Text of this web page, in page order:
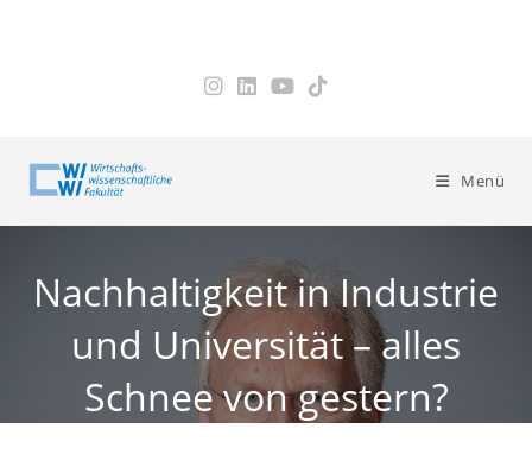
Menü
Nachhaltigkeit in Industrie
und Universität – alles
Schnee von gestern?